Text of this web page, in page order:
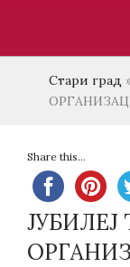
Стари град
Share this...